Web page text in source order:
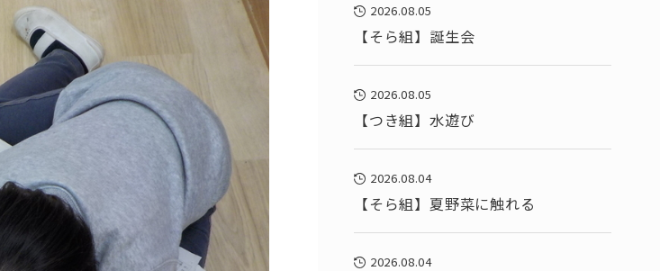
2026.08.05
【そら組】誕生会
2026.08.05
【つき組】水遊び
2026.08.04
【そら組】夏野菜に触れる
2026.08.04